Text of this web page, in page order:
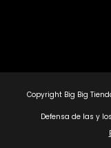
Copyright Big Big
Defensa de las y